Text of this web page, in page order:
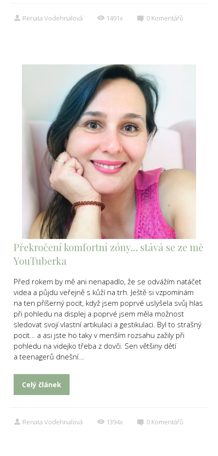
Renata Vodehnalová 1491x 0 Komentářů
Překročení komfortní zóny… stává se ze mě
YouTuberka
Před rokem by mě ani nenapadlo, že se odvážím natáčet
videa a půjdu veřejně s kůží na trh. Ještě si vzpomínám
na ten příšerný pocit, když jsem poprvé uslyšela svůj hlas
při pohledu na displej a poprvé jsem měla možnost
sledovat svojí vlastní artikulaci a gestikulaci. Byl to strašný
pocit… a asi jste ho taky v menším rozsahu zažily při
pohledu na videjko třeba z dovči. Sen většiny dětí
a teenagerů dnešní...
Celý článek
Renata Vodehnalová 1394x 0 Komentářů